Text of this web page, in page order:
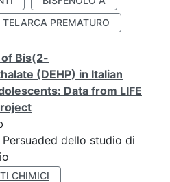
TELARCA PREMATURO
Bis(2-
(DEHP) in Italian
Data from LIFE
dello studio di
CHIMICI